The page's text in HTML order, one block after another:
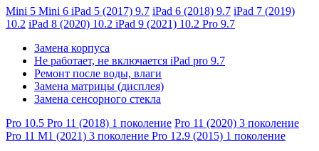
Mini 5 Mini 6 iPad 5 (2017) 9.7 iPad 6 (2018) 9.7 iPad 7 (2019)
10.2 iPad 8 (2020) 10.2 iPad 9 (2021) 10.2 Pro 9.7
Замена корпуса
Не работает, не включается iPad pro 9.7
Ремонт после воды, влаги
Замена матрицы (дисплея)
Замена сенсорного стекла
Pro 10.5 Pro 11 (2018) 1 поколение Pro 11 (2020) 3 поколение
Pro 11 M1 (2021) 3 поколение Pro 12.9 (2015) 1 поколение